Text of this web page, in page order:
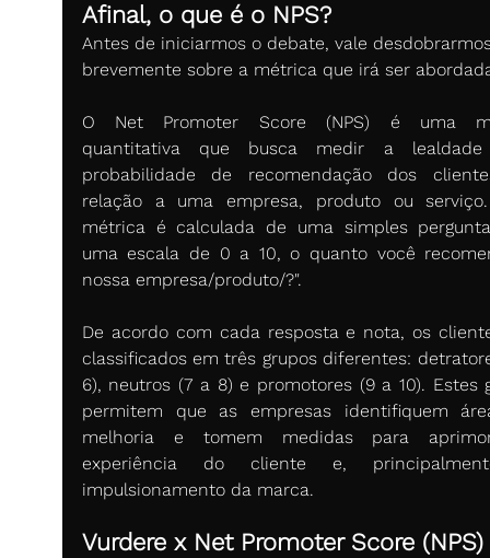
Afinal, o que é o NPS?
Antes de iniciarmos o debate, vale
brevemente sobre a métrica que irá ser
O Net Promoter Score (NPS) é uma
quantitativa que busca medir a
probabilidade de recomendação dos
relação a uma empresa, produto ou
métrica é calculada de uma simples
uma escala de 0 a 10, o quanto você
nossa empresa/produto/?".
De acordo com cada resposta e nota, os
classificados em três grupos diferentes:
6), neutros (7 a 8) e promotores (9 a 10). Estes
permitem que as empresas identifiquem
melhoria e tomem medidas para
experiência do cliente e,
impulsionamento da marca.
Vurdere x Net Promoter Score (NPS)